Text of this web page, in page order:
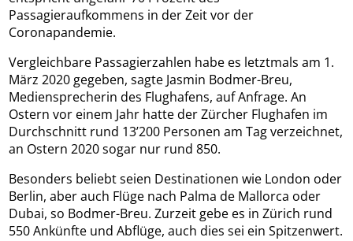
Passagieraufkommens in der Zeit vor der
Coronapandemie.
Vergleichbare Passagierzahlen habe es letztmals am 1.
März 2020 gegeben, sagte Jasmin Bodmer-Breu,
Mediensprecherin des Flughafens, auf Anfrage. An
Ostern vor einem Jahr hatte der Zürcher Flughafen im
Durchschnitt rund 13’200 Personen am Tag verzeichnet,
an Ostern 2020 sogar nur rund 850.
Besonders beliebt seien Destinationen wie London oder
Berlin, aber auch Flüge nach Palma de Mallorca oder
Dubai, so Bodmer-Breu. Zurzeit gebe es in Zürich rund
550 Ankünfte und Abflüge, auch dies sei ein Spitzenwert.